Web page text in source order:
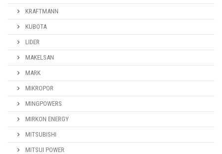
KRAFTMANN
KUBOTA
LIDER
MAKELSAN
MARK
MIKROPOR
MINGPOWERS
MIRKON ENERGY
MITSUBISHI
MITSUI POWER